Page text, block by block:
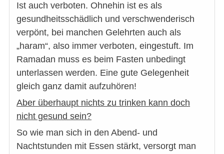
Ist auch verboten. Ohnehin ist es als
gesundheitsschädlich und verschwenderisch
verpönt, bei manchen Gelehrten auch als
„haram“, also immer verboten, eingestuft. Im
Ramadan muss es beim Fasten unbedingt
unterlassen werden. Eine gute Gelegenheit
gleich ganz damit aufzuhören!
Aber überhaupt nichts zu trinken kann doch
nicht gesund sein?
So wie man sich in den Abend- und
Nachtstunden mit Essen stärkt, versorgt man